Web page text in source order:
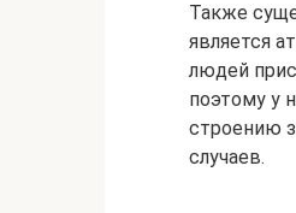
Также
является
людей
поэтому у
строению
случаев.